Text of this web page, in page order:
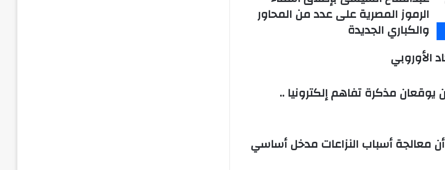
الرئيس
عبدالفتاح
السيسى
أسماء
الرموز
عدد
الرموز المصرية على عدد من المحاور
والكباري الجديدة
الأوروبي
يوقعان مذكرة تفاهم إلكترونيا ..
معالجة أسباب النزاعات مدخل أساسي